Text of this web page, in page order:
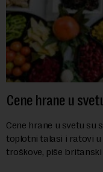
Cene hrane u
Cene hrane u svetu su
toplotni talasi i ratovi u
troškove, piše